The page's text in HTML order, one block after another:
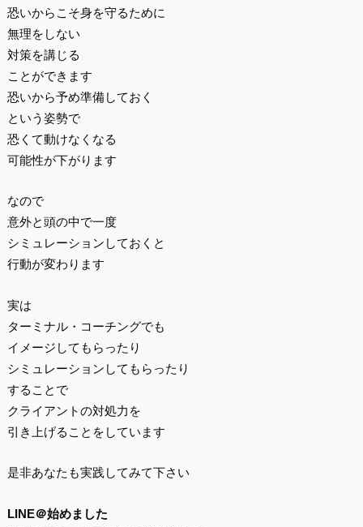
恐いからこそ身を守るために
無理をしない
対策を講じる
ことができます
恐いから予め準備しておく
という姿勢で
恐くて動けなくなる
可能性が下がります
なので
意外と頭の中で一度
シミュレーションしておくと
行動が変わります
実は
ターミナル・コーチングでも
イメージしてもらったり
シミュレーションしてもらったり
することで
クライアントの対処力を
引き上げることをしています
是非あなたも実践してみて下さい
LINE＠始めました